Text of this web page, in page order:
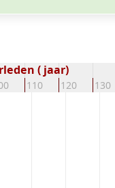
110 120 130
( jaar)